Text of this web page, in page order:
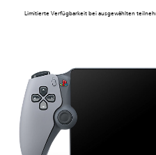
Limitierte Verfügbarkeit bei ausgewählten